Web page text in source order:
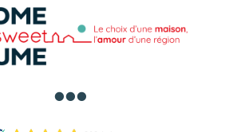
